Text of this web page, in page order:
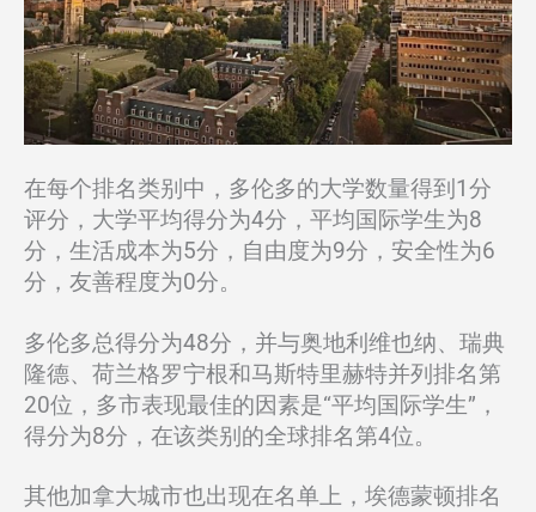
在每个排名类别中，多伦多的大学数量得到1分
评分，大学平均得分为4分，平均国际学生为8
分，生活成本为5分，自由度为9分，安全性为6
分，友善程度为0分。
多伦多总得分为48分，并与奥地利维也纳、瑞典
隆德、荷兰格罗宁根和马斯特里赫特并列排名第
20位，多市表现最佳的因素是“平均国际学生”，
得分为8分，在该类别的全球排名第4位。
其他加拿大城市也出现在名单上，埃德蒙顿排名